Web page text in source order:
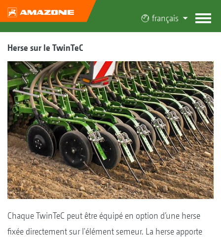
français
Herse sur le TwinTeC
Chaque TwinTeC peut être équipé en option d’une herse
fixée directement sur l'élément semeur. La herse apporte